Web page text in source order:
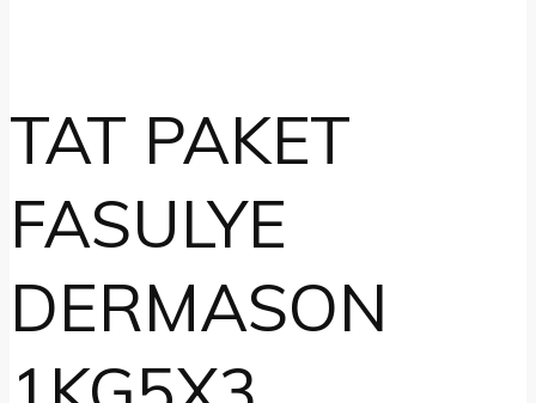
TAT PAKET
FASULYE
DERMASON